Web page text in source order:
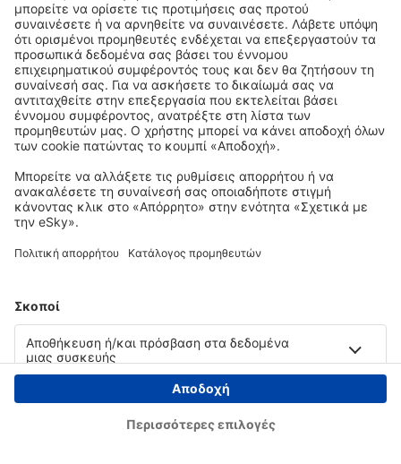
Copyright © eSky.gr. Με την επιφύλαξη παντός νομίμου δικαιώματος.